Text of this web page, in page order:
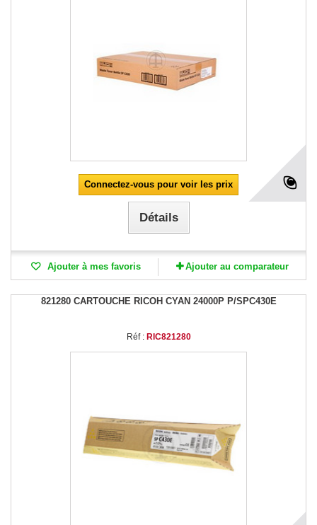
Connectez-vous pour voir les prix
Détails
Ajouter à mes favoris Ajouter au comparateur
821280 CARTOUCHE RICOH CYAN 24000P P/SPC430E
Réf : RIC821280